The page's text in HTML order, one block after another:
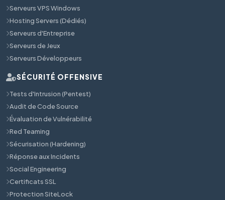
Serveurs VPS Windows
Hosting Servers (Dédiés)
Serveurs d'Entreprise
Serveurs de Jeux
Serveurs Développeurs
SÉCURITÉ OFFENSIVE
Tests d'Intrusion (Pentest)
Audit de Code Source
Évaluation de Vulnérabilité
Red Teaming
Sécurisation (Hardening)
Réponse aux Incidents
Social Engineering
Certificats SSL
Protection SiteLock